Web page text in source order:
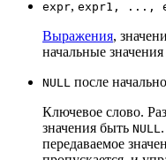
expr, expr1, ...,
Выражения,
начальные
NULL после
Ключевое слово.
значения быть NULL
передаваемое